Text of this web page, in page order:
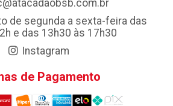
de segunda a sexta-feira das
e das 13h30 às 17h30
Instagram
de Pagamento